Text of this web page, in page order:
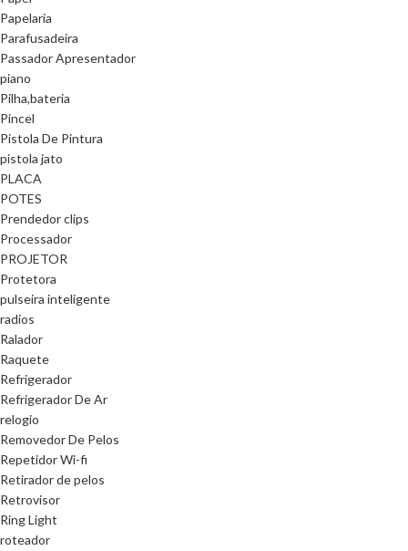
Papelaria
Parafusadeira
Passador Apresentador
piano
Pilha,bateria
Pincel
Pistola De Pintura
pistola jato
PLACA
POTES
Prendedor clips
Processador
PROJETOR
Protetora
pulseira inteligente
radios
Ralador
Raquete
Refrigerador
Refrigerador De Ar
relogio
Removedor De Pelos
Repetidor Wi-fi
Retirador de pelos
Retrovisor
Ring Light
roteador